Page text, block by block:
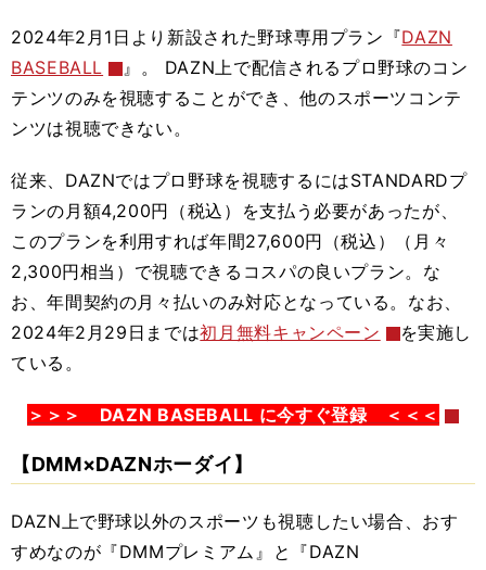
2024年2月1日より新設された野球専用プラン『DAZN
BASEBALL
』。 DAZN上で配信されるプロ野球のコン
テンツのみを視聴することができ、他のスポーツコンテ
ンツは視聴できない。
従来、 DAZNではプロ野球を視聴するにはSTANDARDプ
ランの月額4,200円（税込）を支払う必要があったが、
このプランを利用すれば年間27,600円（税込）（月々
2,300円相当）で視聴できるコスパの良いプラン。な
お、年間契約の月々払いのみ対応となっている。なお、
2024年2月29日までは初月無料キャンペーン
を実施し
ている。
＞＞＞ DAZN BASEBALL に今すぐ登録 ＜＜＜
【DMM×DAZNホーダイ】
DAZN上で野球以外のスポーツも視聴したい場合、おす
すめなのが『DMMプレミアム』と『DAZN